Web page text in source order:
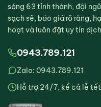
sóng 63 tỉnh thành, đội
sạch sẽ, báo giá rõ ràng,
hoạt và luôn đặt uy tín
0943.789.121
Zalo: 0943.789.121
Hỗ trợ 24/7, kể cả lễ tết